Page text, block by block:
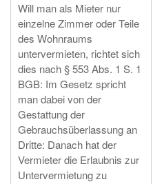
Will man als Mieter nur
einzelne Zimmer oder Teile
des Wohnraums
untervermieten, richtet sich
dies nach § 553 Abs. 1 S. 1
BGB: Im Gesetz spricht
man dabei von der
Gestattung der
Gebrauchsüberlassung an
Dritte: Danach hat der
Vermieter die Erlaubnis zur
Untervermietung zu